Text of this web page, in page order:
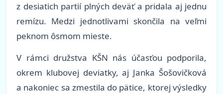
z desiatich partií plných deväť a pridala aj jednu
remízu. Medzi jednotlivami skončila na veľmi
peknom ôsmom mieste.
V rámci družstva KŠN nás účasťou podporila,
okrem klubovej deviatky, aj Janka Šošovičková
a nakoniec sa zmestila do pätice, ktorej výsledky